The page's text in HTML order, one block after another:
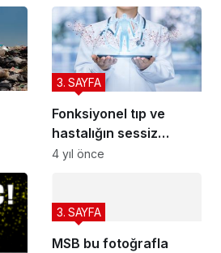
Fonksiyonel tıp ve
hastalığın sessiz
adımları
3. SAYFA
4 yıl önce
MSB bu fotoğrafla
3. SAYFA